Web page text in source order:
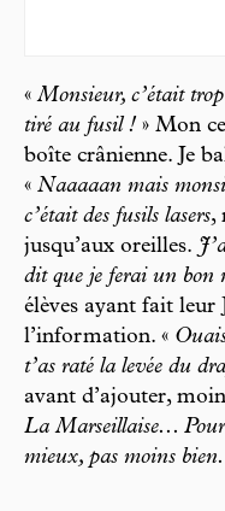
«Monsieur, c’était
tiré au fusil ! » Mon
boîte crânienne. Je
« Naaaaan mais
c’était des fusils lasers,
jusqu’aux oreilles.
dit que je ferai un bon
élèves ayant fait leur
l’information. «
t’as raté la levée du
avant d’ajouter,
La Marseillaise... Pour
mieux, pas moins